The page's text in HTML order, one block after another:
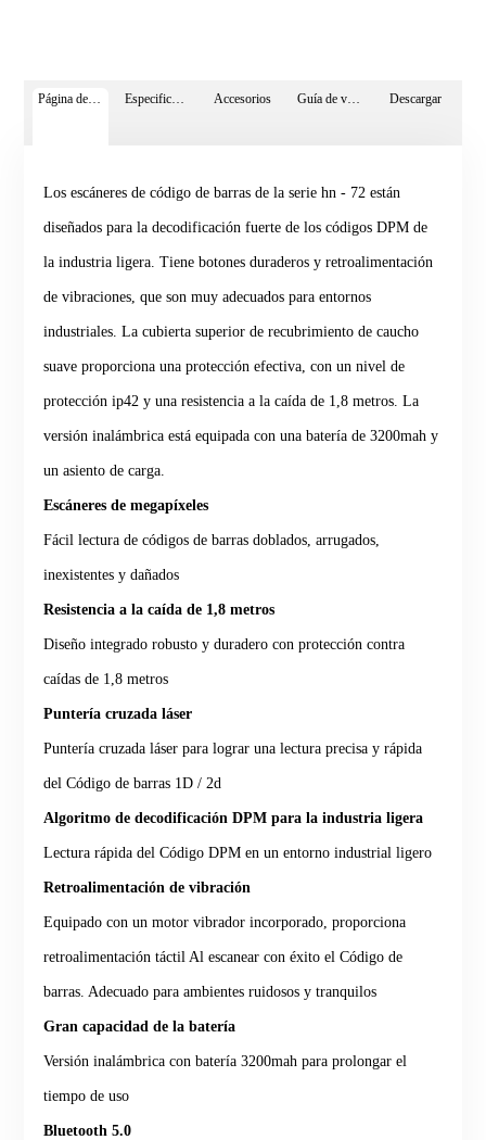
Especificaciones Accesorios Guía de vídeo Descargar
Los escáneres de código de barras de la serie hn - 72 están
diseñados para la decodificación fuerte de los códigos DPM de
la industria ligera. Tiene botones duraderos y retroalimentación
de vibraciones, que son muy adecuados para entornos
industriales. La cubierta superior de recubrimiento de caucho
suave proporciona una protección efectiva, con un nivel de
protección ip42 y una resistencia a la caída de 1,8 metros. La
versión inalámbrica está equipada con una batería de 3200mah y
un asiento de carga.
Escáneres de megapíxeles
Fácil lectura de códigos de barras doblados, arrugados,
inexistentes y dañados
Resistencia a la caída de 1,8 metros
Diseño integrado robusto y duradero con protección contra
caídas de 1,8 metros
Puntería cruzada láser
Puntería cruzada láser para lograr una lectura precisa y rápida
del Código de barras 1D / 2d
Algoritmo de decodificación DPM para la industria ligera
Lectura rápida del Código DPM en un entorno industrial ligero
Retroalimentación de vibración
Equipado con un motor vibrador incorporado, proporciona
retroalimentación táctil Al escanear con éxito el Código de
barras. Adecuado para ambientes ruidosos y tranquilos
Gran capacidad de la batería
Versión inalámbrica con batería 3200mah para prolongar el
tiempo de uso
Bluetooth 5.0